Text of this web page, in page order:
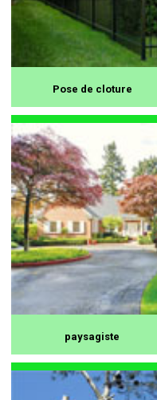
Pose de cloture
paysagiste